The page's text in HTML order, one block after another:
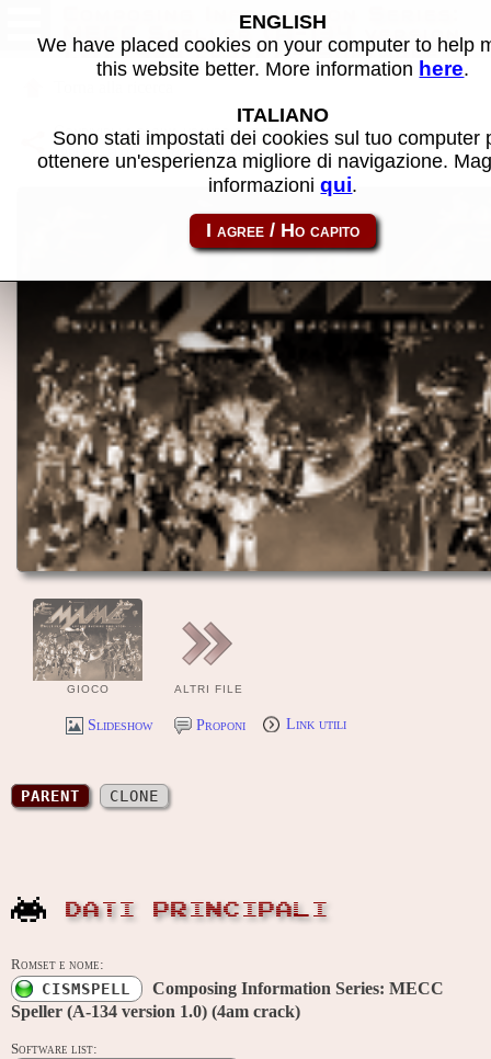
Composing Information Series:
MECC Speller (A-134 version
1.0) (4am crack) - Software
MAME
Condividi la pagina usando questo link:
apple2_flop_clcracked-cismspell
GIOCO ALTRI FILE
Slideshow Proponi Link utili
PARENT CLONE
DATI PRINCIPALI
Romset e nome:
CISMSPELL
Composing Information Series: MECC
Speller (A-134 version 1.0) (4am crack)
Software list:
ENGLISH
We have placed cookies on your computer to help
this website better. More information here.
ITALIANO
Sono stati impostati dei cookies sul tuo computer
ottenere un'esperienza migliore di navigazione.
informazioniqui.